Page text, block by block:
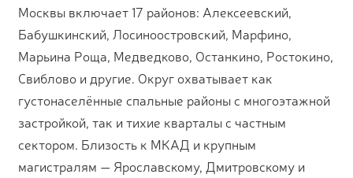
Москвы включает 17 районов: Алексеевский,
Бабушкинский, Лосиноостровский, Марфино,
Марьина Роща, Медведково, Останкино, Ростокино,
Свиблово и другие. Округ охватывает как
густонаселённые спальные районы с многоэтажной
застройкой, так и тихие кварталы с частным
сектором. Близость к МКАД и крупным
магистралям — Ярославскому, Дмитровскому и